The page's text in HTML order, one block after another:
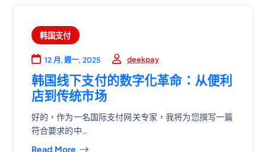
韩国支付
12 月, 週一, 2025 deekpay
韩国线下支付的数字化革命：从便利
店到传统市场
好的，作为一名国际支付网关专家，我将为您撰写一篇
符合要求的中…
Read More